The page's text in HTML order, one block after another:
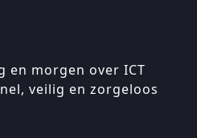
en morgen over ICT
veilig en zorgeloos